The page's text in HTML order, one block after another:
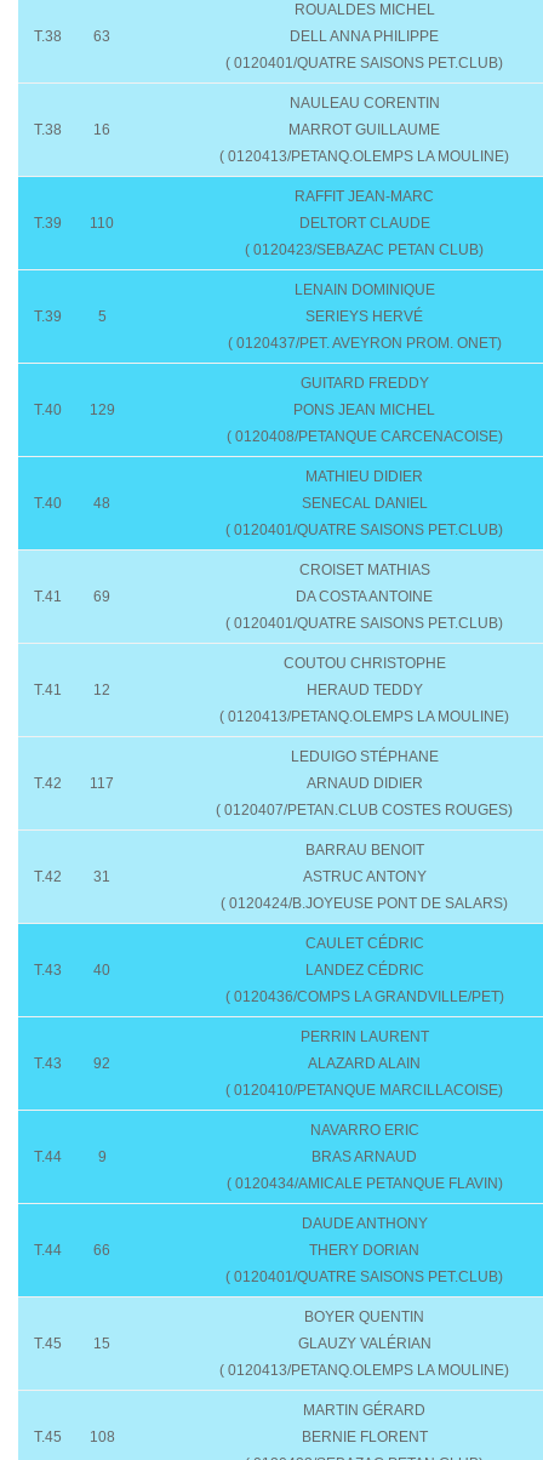
T.38 63
ROUALDES MICHEL
DELL ANNA PHILIPPE
( 0120401/QUATRE SAISONS PET.CLUB)
T.38 16
NAULEAU CORENTIN
MARROT GUILLAUME
( 0120413/PETANQ.OLEMPS LA MOULINE)
T.39 110
RAFFIT JEAN-MARC
DELTORT CLAUDE
( 0120423/SEBAZAC PETAN CLUB)
T.39 5
LENAIN DOMINIQUE
SERIEYS HERVÉ
( 0120437/PET. AVEYRON PROM. ONET)
T.40 129
GUITARD FREDDY
PONS JEAN MICHEL
( 0120408/PETANQUE CARCENACOISE)
T.40 48
MATHIEU DIDIER
SENECAL DANIEL
( 0120401/QUATRE SAISONS PET.CLUB)
T.41 69
CROISET MATHIAS
DA COSTA ANTOINE
( 0120401/QUATRE SAISONS PET.CLUB)
T.41 12
COUTOU CHRISTOPHE
HERAUD TEDDY
( 0120413/PETANQ.OLEMPS LA MOULINE)
T.42 117
LEDUIGO STÉPHANE
ARNAUD DIDIER
( 0120407/PETAN.CLUB COSTES ROUGES)
T.42 31
BARRAU BENOIT
ASTRUC ANTONY
( 0120424/B.JOYEUSE PONT DE SALARS)
T.43 40
CAULET CÉDRIC
LANDEZ CÉDRIC
( 0120436/COMPS LA GRANDVILLE/PET)
T.43 92
PERRIN LAURENT
ALAZARD ALAIN
( 0120410/PETANQUE MARCILLACOISE)
T.44 9
NAVARRO ERIC
BRAS ARNAUD
( 0120434/AMICALE PETANQUE FLAVIN)
T.44 66
DAUDE ANTHONY
THERY DORIAN
( 0120401/QUATRE SAISONS PET.CLUB)
T.45 15
BOYER QUENTIN
GLAUZY VALÉRIAN
( 0120413/PETANQ.OLEMPS LA MOULINE)
T.45 108
MARTIN GÉRARD
BERNIE FLORENT